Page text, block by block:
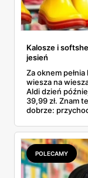
Kalosze i
jesień
Za oknem
wiesza na
Aldi dzień
39,99 zł. Znam
dobrze:
pojawi się w
sens kupować
POLECAMY